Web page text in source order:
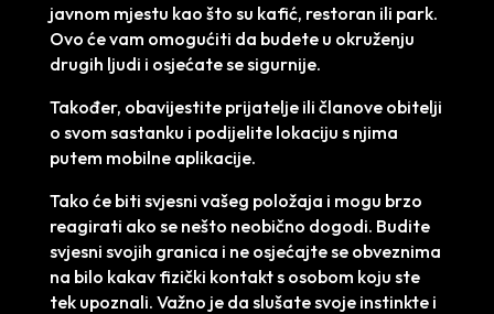
javnom mjestu kao što su kafić, restoran ili park.
Ovo će vam omogućiti da budete u okruženju
drugih ljudi i osjećate se sigurnije.
Također, obavijestite prijatelje ili članove obitelji
o svom sastanku i podijelite lokaciju s njima
putem mobilne aplikacije.
Tako će biti svjesni vašeg položaja i mogu brzo
reagirati ako se nešto neobično dogodi. Budite
svjesni svojih granica i ne osjećajte se obveznima
na bilo kakav fizički kontakt s osobom koju ste
tek upoznali. Važno je da slušate svoje instinkte i